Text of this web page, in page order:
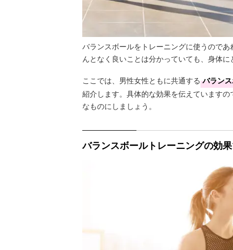
バランスボールをトレーニングに使うので
んとなく良いことは分かっていても、身体
ここでは、男性女性ともに共通する バラン
紹介します。具体的な効果を伝えています
なものにしましょう。
バランスボールトレーニングの効